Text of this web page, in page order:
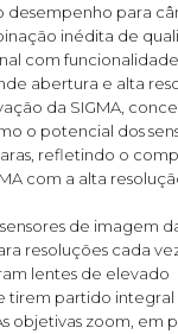
para
inédita de
com
abertura e alta
da SIGMA,
o potencial dos
refletindo o
com a alta
de imagem
resoluções cada
lentes de elevado
tirem partido
objetivas zoom, em